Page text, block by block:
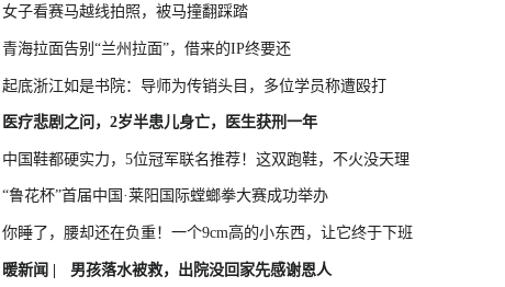
女子看赛马越线拍照，被马撞翻踩踏
青海拉面告别“兰州拉面”，借来的IP终要还
起底浙江如是书院：导师为传销头目，多位学员称遭殴打
医疗悲剧之问，2岁半患儿身亡，医生获刑一年
中国鞋都硬实力，5位冠军联名推荐！这双跑鞋，不火没天理
“鲁花杯”首届中国·莱阳国际螳螂拳大赛成功举办
你睡了，腰却还在负重！一个9cm高的小东西，让它终于下班
暖新闻 | 男孩落水被救，出院没回家先感谢恩人